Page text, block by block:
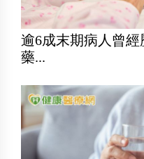
逾6成末期病人曾
藥...